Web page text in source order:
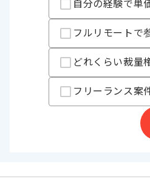
事業を展開している企業でございま
リ新規開発案件に携わっていただき
を用いた開発経験を活かしたい
リモートでの作業を見込んでおりま
自分の経験で単
フルリモートで
どれくらい裁量
フリーランス案